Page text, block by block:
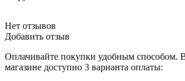
Нет отзывов
Добавить отзыв
Оплачивайте покупки удобным способом.
магазине доступно 3 варианта оплаты: